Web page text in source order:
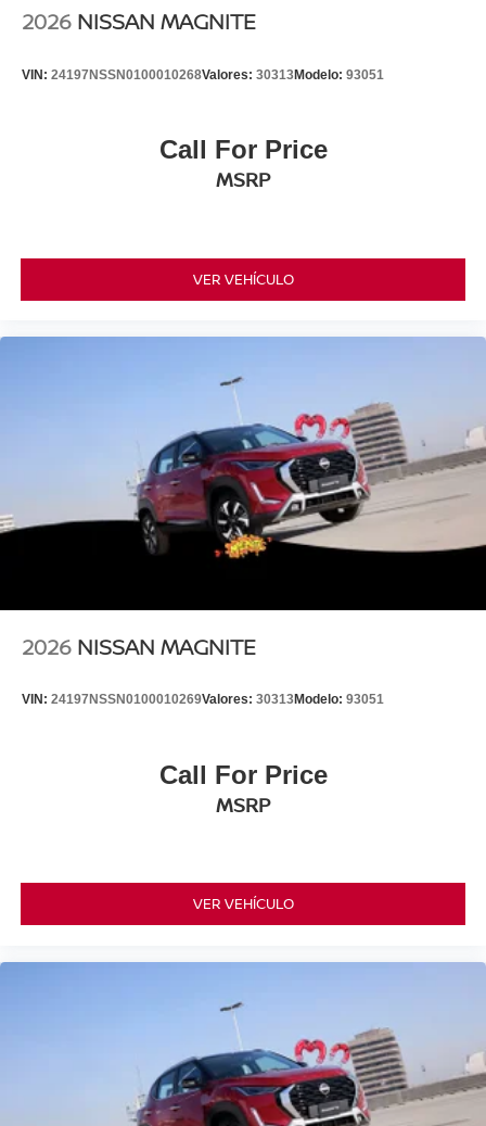
2026 NISSAN MAGNITE
VIN: 24197NSSN0100010268Valores: 30313Modelo: 93051
Call For Price
MSRP
VER VEHÍCULO
2026 NISSAN MAGNITE
VIN: 24197NSSN0100010269Valores: 30313Modelo: 93051
Call For Price
MSRP
VER VEHÍCULO